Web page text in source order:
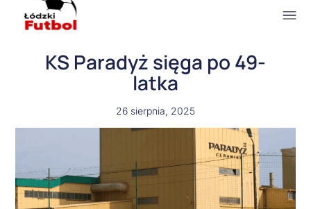
KS Paradyż sięga po 49-
latka
26 sierpnia, 2025